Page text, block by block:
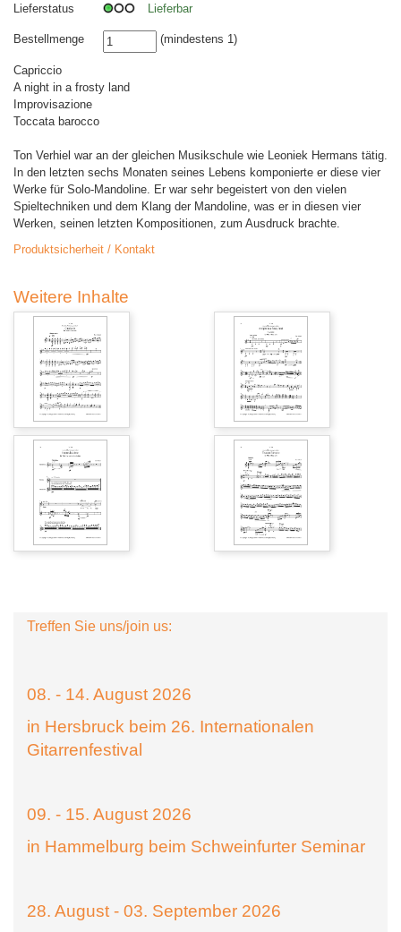
Lieferstatus
Lieferbar
Bestellmenge (mindestens 1)
Capriccio
A night in a frosty land
Improvisazione
Toccata barocco
Ton Verhiel war an der gleichen Musikschule wie Leoniek Hermans tätig.
In den letzten sechs Monaten seines Lebens komponierte er diese vier
Werke für Solo-Mandoline. Er war sehr begeistert von den vielen
Spieltechniken und dem Klang der Mandoline, was er in diesen vier
Werken, seinen letzten Kompositionen, zum Ausdruck brachte.
Produktsicherheit / Kontakt
Weitere Inhalte
Treffen Sie uns/join us:
08. - 14. August 2026
in Hersbruck beim 26. Internationalen
Gitarrenfestival
09. - 15. August 2026
in Hammelburg beim Schweinfurter Seminar
28. August - 03. September 2026